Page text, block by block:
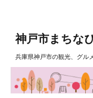
神戸市まちな
兵庫県神戸市の観光、グル